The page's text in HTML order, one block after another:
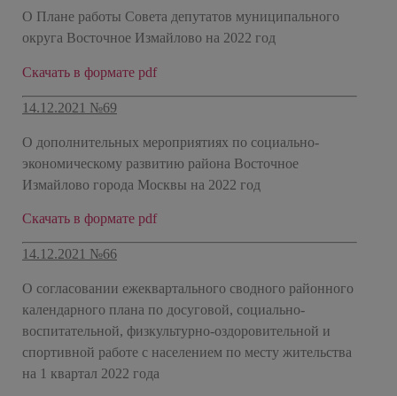
О Плане работы Совета депутатов муниципального
округа Восточное Измайлово на 2022 год
Скачать в формате pdf
14.12.2021 №69
О дополнительных мероприятиях по социально-
экономическому развитию района Восточное
Измайлово города Москвы на 2022 год
Скачать в формате pdf
14.12.2021 №66
О согласовании ежеквартального сводного районного
календарного плана по досуговой, социально-
воспитательной, физкультурно-оздоровительной и
спортивной работе с населением по месту жительства
на 1 квартал 2022 года